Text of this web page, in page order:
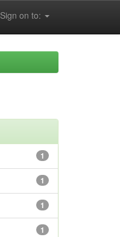
Sign on to:
1
1
1
1